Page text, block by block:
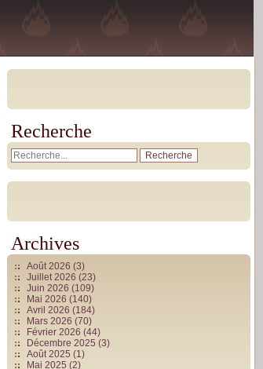
Recherche
Archives
Août 2026 (3)
Juillet 2026 (23)
Juin 2026 (109)
Mai 2026 (140)
Avril 2026 (184)
Mars 2026 (70)
Février 2026 (44)
Décembre 2025 (3)
Août 2025 (1)
Mai 2025 (2)